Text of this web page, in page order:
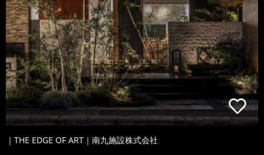
｜THE EDGE OF ART｜南九施設株式会社